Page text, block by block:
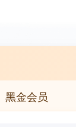
黑金会员